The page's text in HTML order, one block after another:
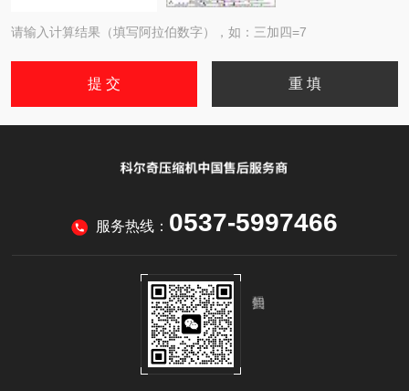
请输入计算结果（填写阿拉伯数字），如：三加四=7
服务热线： 0537-5997466